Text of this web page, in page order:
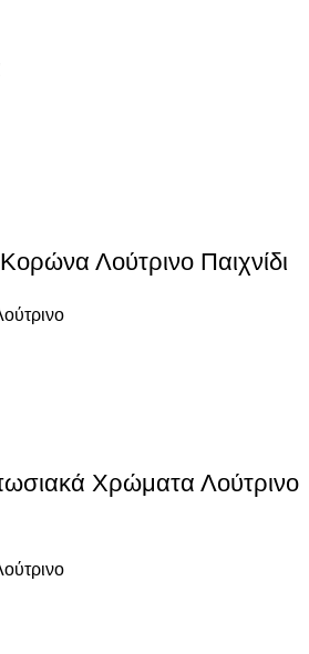
Λούτρινο Παιχνίδι
Χρώματα Λούτρινο